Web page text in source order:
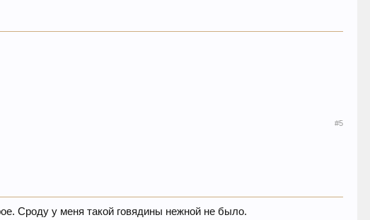
#5
Сроду у меня такой говядины нежной не было.